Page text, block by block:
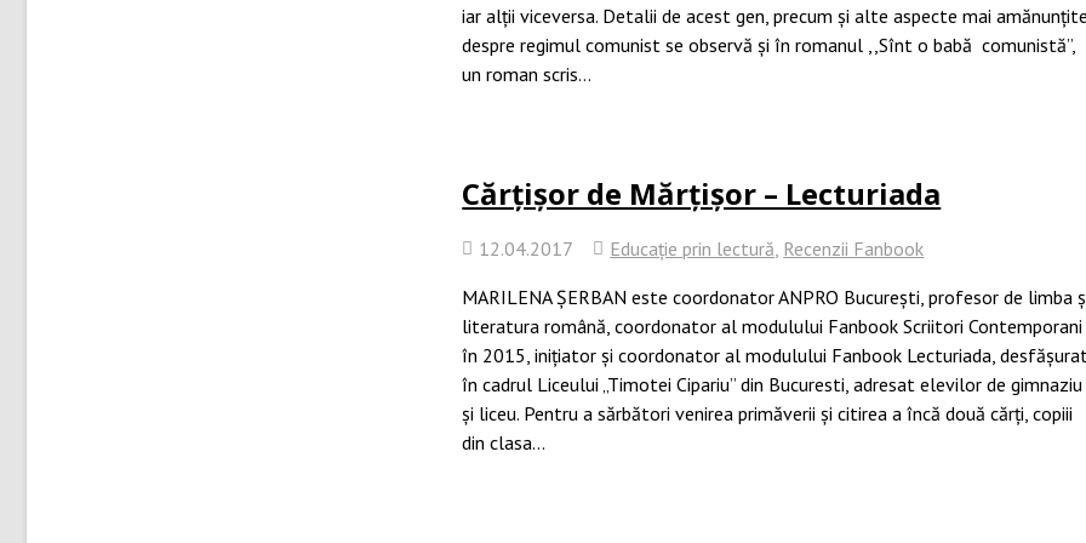
iar alții viceversa. Detalii de acest gen, precum și alte aspecte mai amănunțite
despre regimul comunist se observă și în romanul ,,Sînt o babă comunistă”,
un roman scris…
Cărțișor de Mărțișor – Lecturiada
12.04.2017 Educație prin lectură, Recenzii Fanbook
MARILENA ȘERBAN este coordonator ANPRO București, profesor de limba
literatura română, coordonator al modulului Fanbook Scriitori Contemporani
în 2015, inițiator și coordonator al modulului Fanbook Lecturiada,
în cadrul Liceului „Timotei Cipariu” din Bucuresti, adresat elevilor de gimnaziu
și liceu. Pentru a sărbători venirea primăverii și citirea a încă două cărți, copiii
din clasa...